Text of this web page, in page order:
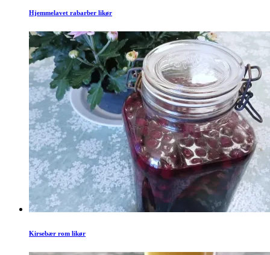
Hjemmelavet rabarber likør
Kirsebær rom likør